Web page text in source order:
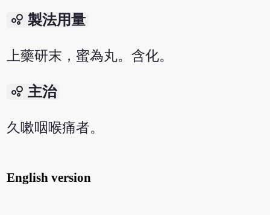
bubble_chart 製法用量
上藥研末，蜜為丸。含化。
bubble_chart 主治
久嗽咽喉痛者。
English version